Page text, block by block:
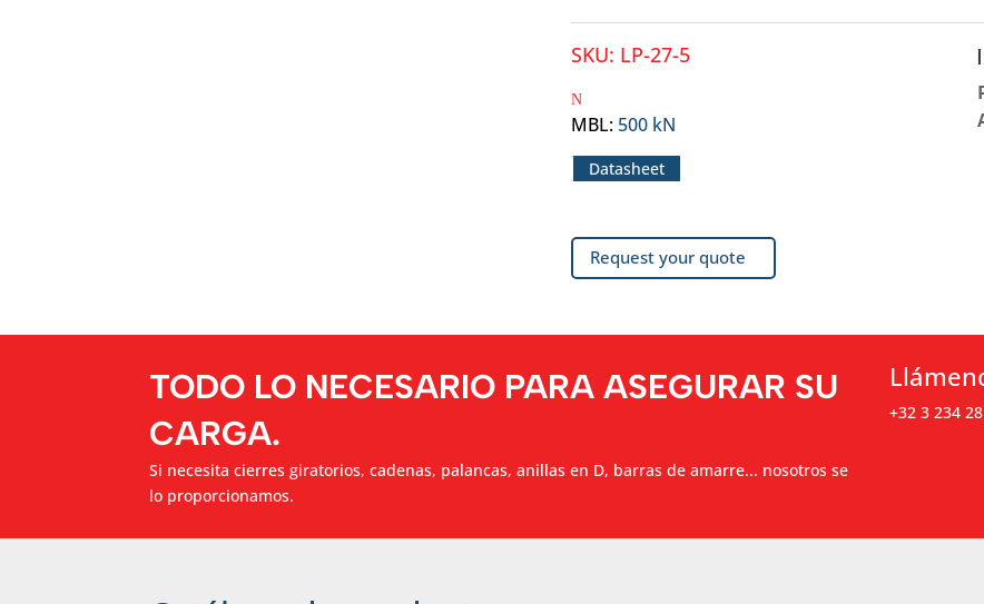
SKU: LP-27-5
MBL: 500 kN
Datasheet
Request your quote
TODO LO NECESARIO PARA ASEGURAR SU
CARGA.
Si necesita cierres giratorios, cadenas, palancas, anillas en D, barras de amarre... nosotros se
lo proporcionamos.
+32 3 234